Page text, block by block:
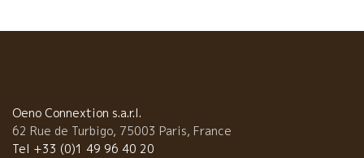
Oeno Connextion s.a.r.l.
62 Rue de Turbigo, 75003 Paris, France
Tel +33 (0)1 49 96 40 20